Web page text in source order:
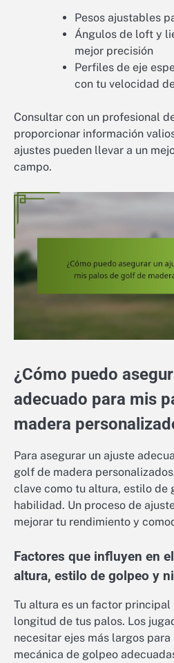
Pesos ajustables
Ángulos de loft y
mejor precisión
Perfiles de eje
con tu velocidad
Consultar con un profesional
proporcionar información
ajustes pueden llevar a un
campo.
¿Cómo puedo
adecuado para mis
madera
Para asegurar un ajuste
golf de madera
clave como tu altura, estilo de
habilidad. Un proceso de
mejorar tu rendimiento y
Factores que influyen en
altura, estilo de golpeo y
Tu altura es un factor
longitud de tus palos. Los
necesitar ejes más largos
mecánica de golpeo